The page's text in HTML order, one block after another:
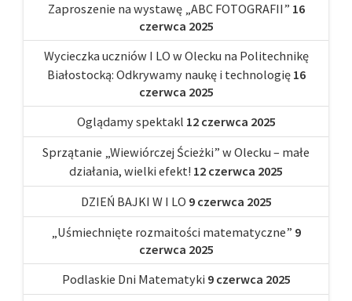
Zaproszenie na wystawę „ABC FOTOGRAFII” 16
czerwca 2025
Wycieczka uczniów I LO w Olecku na Politechnikę
Białostocką: Odkrywamy naukę i technologię 16
czerwca 2025
Oglądamy spektakl 12 czerwca 2025
Sprzątanie „Wiewiórczej Ścieżki” w Olecku – małe
działania, wielki efekt! 12 czerwca 2025
DZIEŃ BAJKI W I LO 9 czerwca 2025
„Uśmiechnięte rozmaitości matematyczne” 9
czerwca 2025
Podlaskie Dni Matematyki 9 czerwca 2025